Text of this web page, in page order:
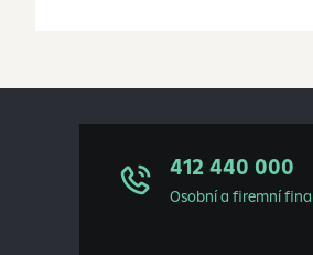
412 440 000
Osobní a firemní